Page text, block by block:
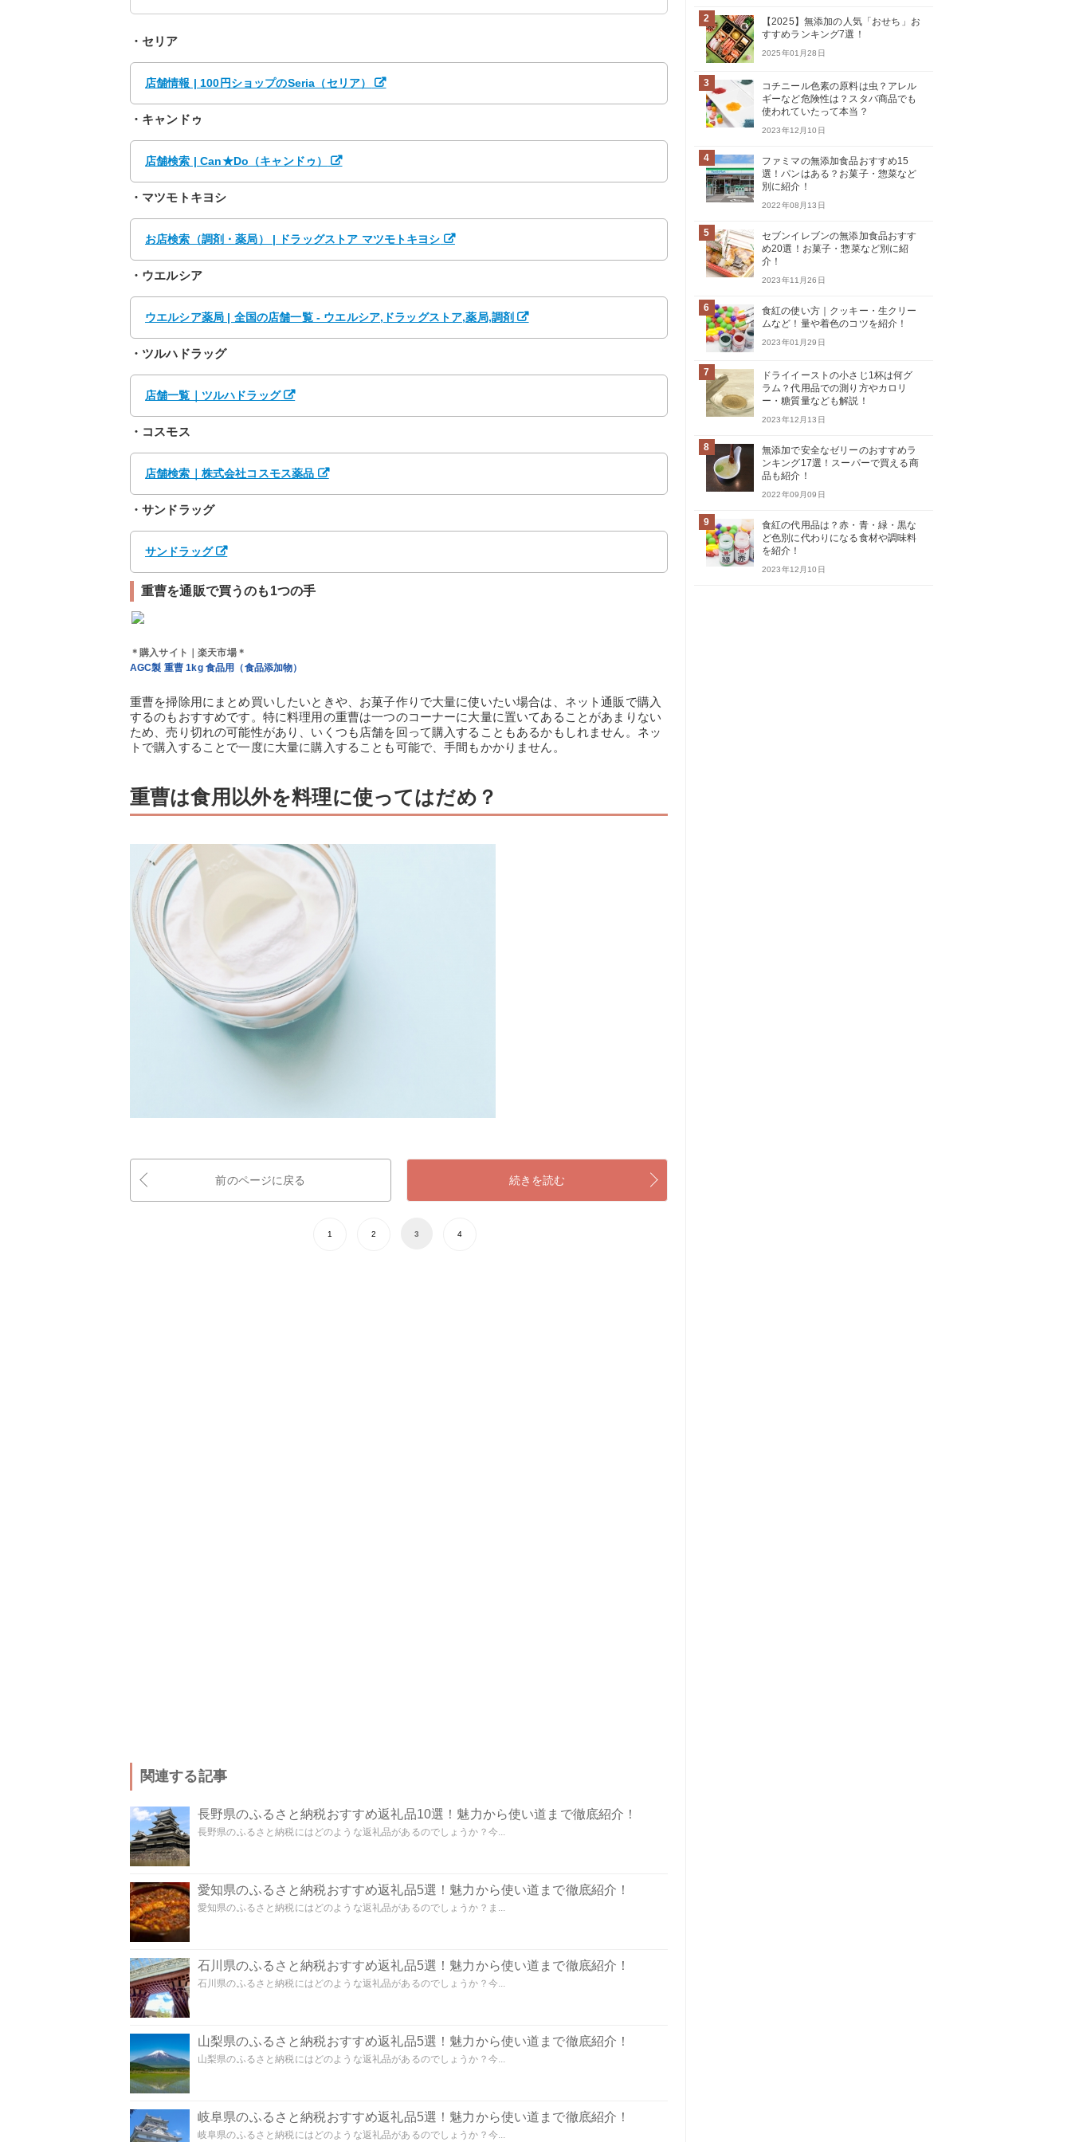
・セリア
店舗情報 | 100円ショップのSeria（セリア）
・キャンドゥ
店舗検索 | Can★Do（キャンドゥ）
・マツモトキヨシ
お店検索（調剤・薬局） | ドラッグストア マツモトキヨシ
・ウエルシア
ウエルシア薬局 | 全国の店舗一覧 - ウエルシア,ドラッグストア,薬局,調剤
・ツルハドラッグ
店舗一覧｜ツルハドラッグ
・コスモス
店舗検索｜株式会社コスモス薬品
・サンドラッグ
サンドラッグ
重曹を通販で買うのも1つの手
＊購入サイト｜楽天市場＊
AGC製 重曹 1kg 食品用（食品添加物）
重曹を掃除用にまとめ買いしたいときや、お菓子作りで大量に使いたい場合は、ネット通販で購入
するのもおすすめです。特に料理用の重曹は一つのコーナーに大量に置いてあることがあまりない
ため、売り切れの可能性があり、いくつも店舗を回って購入することもあるかもしれません。ネッ
トで購入することで一度に大量に購入することも可能で、手間もかかりません。
重曹は食用以外を料理に使ってはだめ？
前のページに戻る 続きを読む
1 2 3 4
関連する記事
長野県のふるさと納税おすすめ返礼品10選！魅力から使い道まで徹底紹介！
長野県のふるさと納税にはどのような返礼品があるのでしょうか？今...
愛知県のふるさと納税おすすめ返礼品5選！魅力から使い道まで徹底紹介！
愛知県のふるさと納税にはどのような返礼品があるのでしょうか？ま...
石川県のふるさと納税おすすめ返礼品5選！魅力から使い道まで徹底紹介！
石川県のふるさと納税にはどのような返礼品があるのでしょうか？今...
山梨県のふるさと納税おすすめ返礼品5選！魅力から使い道まで徹底紹介！
山梨県のふるさと納税にはどのような返礼品があるのでしょうか？今...
岐阜県のふるさと納税おすすめ返礼品5選！魅力から使い道まで徹底紹介！
岐阜県のふるさと納税にはどのような返礼品があるのでしょうか？今...
2
【2025】無添加の人気「おせち」お
すすめランキング7選！
2025年01月28日
3
コチニール色素の原料は虫？アレル
ギーなど危険性は？スタバ商品でも
使われていたって本当？
2023年12月10日
4
ファミマの無添加食品おすすめ15
選！パンはある？お菓子・惣菜など
別に紹介！
2022年08月13日
5
セブンイレブンの無添加食品おすす
め20選！お菓子・惣菜など別に紹
介！
2023年11月26日
6
食紅の使い方｜クッキー・生クリー
ムなど！量や着色のコツを紹介！
2023年01月29日
7
ドライイーストの小さじ1杯は何グ
ラム？代用品での測り方やカロリ
ー・糖質量なども解説！
2023年12月13日
8
無添加で安全なゼリーのおすすめラ
ンキング17選！スーパーで買える商
品も紹介！
2022年09月09日
9
食紅の代用品は？赤・青・緑・黒な
ど色別に代わりになる食材や調味料
を紹介！
2023年12月10日